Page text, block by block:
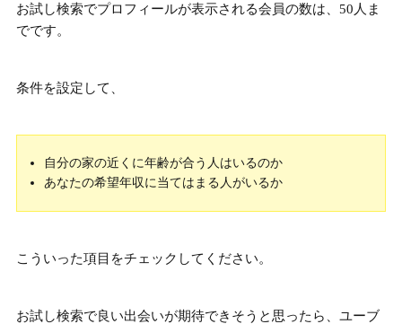
お試し検索でプロフィールが表示される会員の数は、50人ま
でです。
条件を設定して、
自分の家の近くに年齢が合う人はいるのか
あなたの希望年収に当てはまる人がいるか
こういった項目をチェックしてください。
お試し検索で良い出会いが期待できそうと思ったら、ユーブ